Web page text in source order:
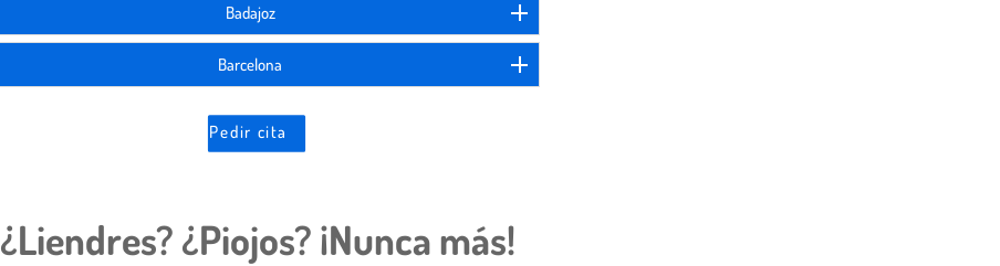
Badajoz
Barcelona
Pedir cita
¿Liendres? ¿Piojos? ¡Nunca más!